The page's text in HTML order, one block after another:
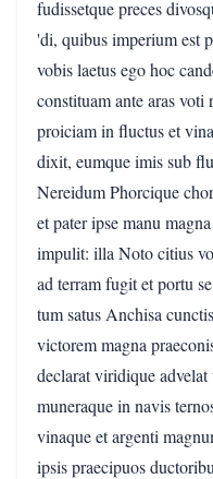
fudissetque preces
'di, quibus imperium est
vobis laetus ego hoc
constituam ante aras voti
proiciam in fluctus et
dixit, eumque imis sub
Nereidum Phorcique
et pater ipse manu
impulit: illa Noto citius
ad terram fugit et portu
tum satus Anchisa
victorem magna
declarat viridique advelat
muneraque in navis
vinaque et argenti
ipsis praecipuos